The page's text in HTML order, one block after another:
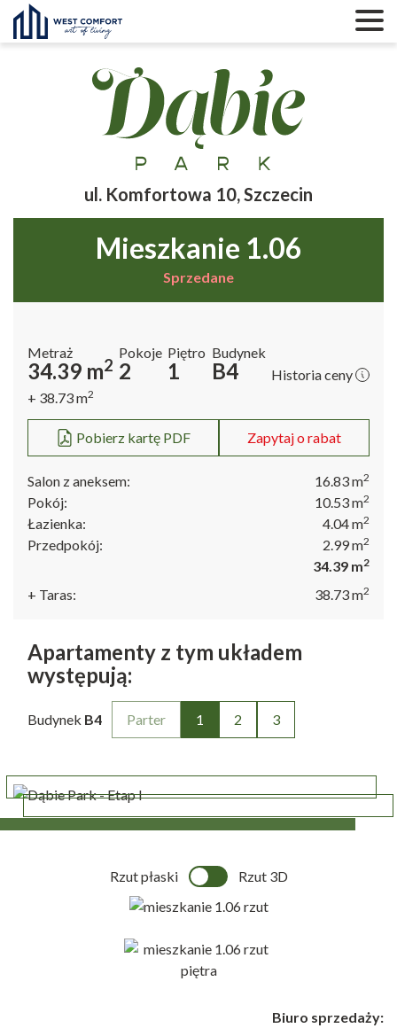
ul. Bulwar Gdański 9/U7
70-601 Szczecin
mieszkanie 1.06
Sprzedane
ul. Komfortowa 10, Szczecin
Metraż
34.39 m2
+ 38.73m2
Pokoje
2
Piętro
1
Budynek
B4 Historia ceny
Pobierz kartę PDF Zapytaj o rabat
Salon z aneksem: 16.83m2
Pokój: 10.53m2
Łazienka: 4.04m2
Przedpokój: 2.99m2
34.39 m2
+ Taras: 38.73m2
Apartamenty z tym układem
występują:
Budynek B4 Parter 1 2 3
Rzut płaski Rzut 3D
Biuro sprzedaży: